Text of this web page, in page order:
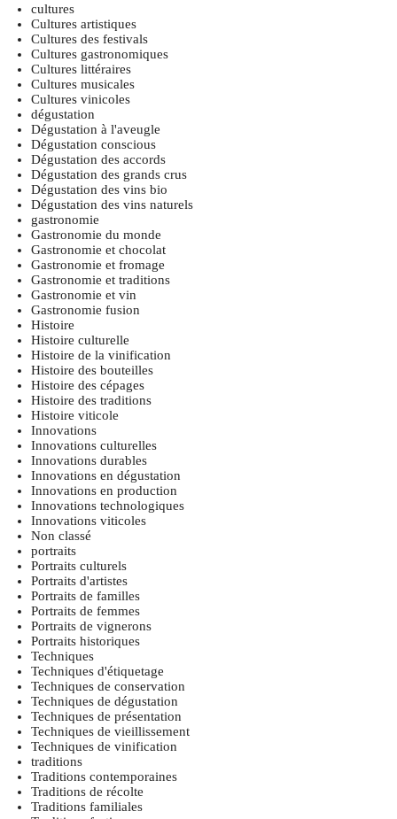
cultures
Cultures artistiques
Cultures des festivals
Cultures gastronomiques
Cultures littéraires
Cultures musicales
Cultures vinicoles
dégustation
Dégustation à l'aveugle
Dégustation conscious
Dégustation des accords
Dégustation des grands crus
Dégustation des vins bio
Dégustation des vins naturels
gastronomie
Gastronomie du monde
Gastronomie et chocolat
Gastronomie et fromage
Gastronomie et traditions
Gastronomie et vin
Gastronomie fusion
Histoire
Histoire culturelle
Histoire de la vinification
Histoire des bouteilles
Histoire des cépages
Histoire des traditions
Histoire viticole
Innovations
Innovations culturelles
Innovations durables
Innovations en dégustation
Innovations en production
Innovations technologiques
Innovations viticoles
Non classé
portraits
Portraits culturels
Portraits d'artistes
Portraits de familles
Portraits de femmes
Portraits de vignerons
Portraits historiques
Techniques
Techniques d'étiquetage
Techniques de conservation
Techniques de dégustation
Techniques de présentation
Techniques de vieillissement
Techniques de vinification
traditions
Traditions contemporaines
Traditions de récolte
Traditions familiales